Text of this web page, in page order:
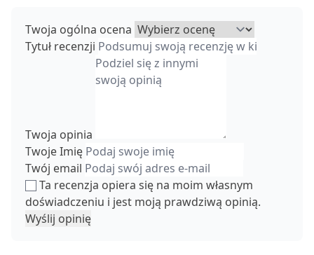
Twoja ogólna ocena
Tytuł recenzji
Twoja opinia
Twoje Imię
Twój email
Ta recenzja opiera się na moim własnym
doświadczeniu i jest moją prawdziwą opinią.
Wyślij opinię